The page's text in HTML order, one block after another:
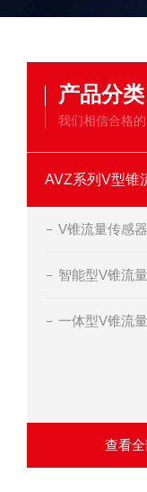
产品分类
我们相信合格
AVZ系列V型锥
V锥流量传感器
智能型V锥流
一体型V锥流
查看